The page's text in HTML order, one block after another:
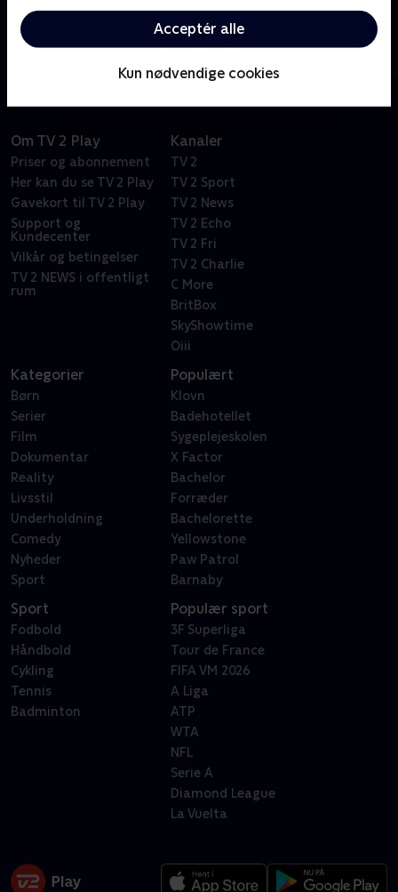
Acceptér alle
Kun nødvendige cookies
hjemland til den ganske verden. Eventyrforfatteren
hed H.C. Andersen, og nu kan du nyde hans bedste
historier genfortalt som tegnefilm.
Om TV 2 Play
Priser og abonnement
Her kan du se TV 2 Play
Gavekort til TV 2 Play
Support og
Kundecenter
Vilkår og betingelser
TV 2 NEWS i offentligt
rum
Kanaler
TV 2
TV 2 Sport
TV 2 News
TV 2 Echo
TV 2 Fri
TV 2 Charlie
C More
BritBox
SkyShowtime
Oiii
Kategorier
Børn
Serier
Film
Dokumentar
Reality
Livsstil
Underholdning
Comedy
Nyheder
Sport
Populært
Klovn
Badehotellet
Sygeplejeskolen
X Factor
Bachelor
Forræder
Bachelorette
Yellowstone
Paw Patrol
Barnaby
Sport
Fodbold
Håndbold
Cykling
Tennis
Badminton
Populær sport
3F Superliga
Tour de France
FIFA VM 2026
A Liga
ATP
WTA
NFL
Serie A
Diamond League
La Vuelta